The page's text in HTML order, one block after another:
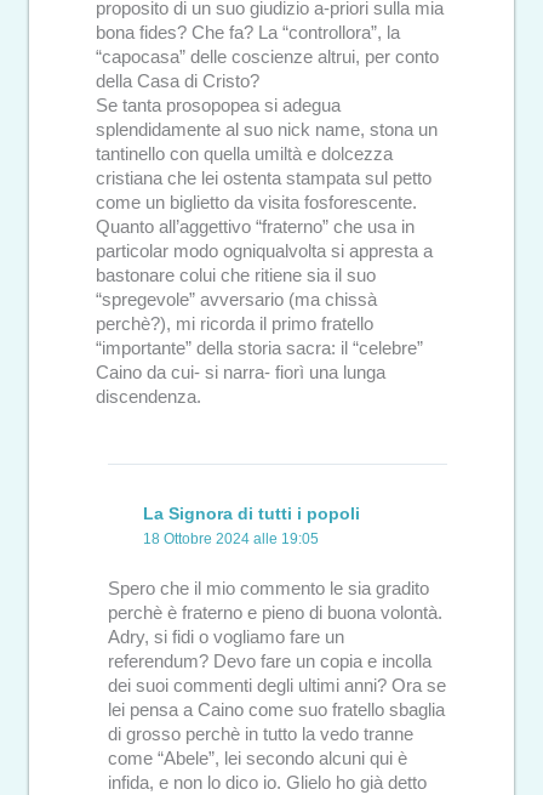
proposito di un suo giudizio a-priori sulla mia
bona fides? Che fa? La “controllora”, la
“capocasa” delle coscienze altrui, per conto
della Casa di Cristo?
Se tanta prosopopea si adegua
splendidamente al suo nick name, stona un
tantinello con quella umiltà e dolcezza
cristiana che lei ostenta stampata sul petto
come un biglietto da visita fosforescente.
Quanto all’aggettivo “fraterno” che usa in
particolar modo ogniqualvolta si appresta a
bastonare colui che ritiene sia il suo
“spregevole” avversario (ma chissà
perchè?), mi ricorda il primo fratello
“importante” della storia sacra: il “celebre”
Caino da cui- si narra- fiorì una lunga
discendenza.
La Signora di tutti i popoli
18 Ottobre 2024 alle 19:05
Spero che il mio commento le sia gradito
perchè è fraterno e pieno di buona volontà.
Adry, si fidi o vogliamo fare un
referendum? Devo fare un copia e incolla
dei suoi commenti degli ultimi anni? Ora se
lei pensa a Caino come suo fratello sbaglia
di grosso perchè in tutto la vedo tranne
come “Abele”, lei secondo alcuni qui è
infida, e non lo dico io. Glielo ho già detto